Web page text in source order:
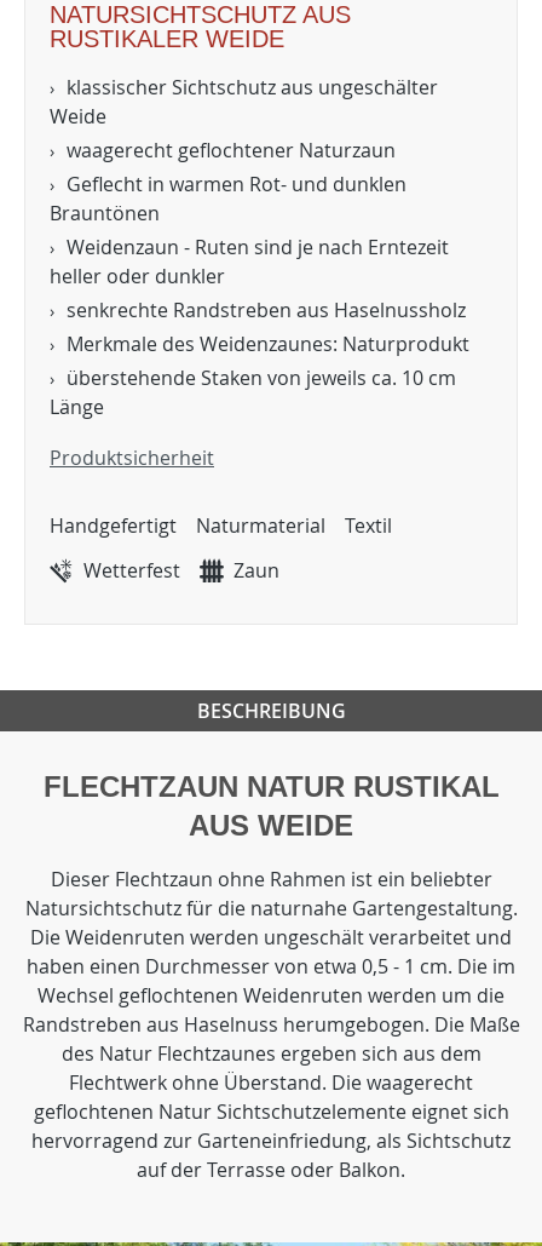
NATURSICHTSCHUTZ AUS
RUSTIKALER WEIDE
klassischer Sichtschutz aus ungeschälter
Weide
waagerecht geflochtener Naturzaun
Geflecht in warmen Rot- und dunklen
Brauntönen
Weidenzaun - Ruten sind je nach Erntezeit
heller oder dunkler
senkrechte Randstreben aus Haselnussholz
Merkmale des Weidenzaunes: Naturprodukt
überstehende Staken von jeweils ca. 10 cm
Länge
Produktsicherheit
Handgefertigt Naturmaterial
Textil
Wetterfest
Zaun
BESCHREIBUNG
FLECHTZAUN NATUR RUSTIKAL
AUS WEIDE
Dieser Flechtzaun ohne Rahmen ist ein beliebter
Natursichtschutz für die naturnahe Gartengestaltung.
Die Weidenruten werden ungeschält verarbeitet und
haben einen Durchmesser von etwa 0,5 - 1 cm. Die im
Wechsel geflochtenen Weidenruten werden um die
Randstreben aus Haselnuss herumgebogen. Die Maße
des Natur Flechtzaunes ergeben sich aus dem
Flechtwerk ohne Überstand. Die waagerecht
geflochtenen Natur Sichtschutzelemente eignet sich
hervorragend zur Garteneinfriedung, als Sichtschutz
auf der Terrasse oder Balkon.